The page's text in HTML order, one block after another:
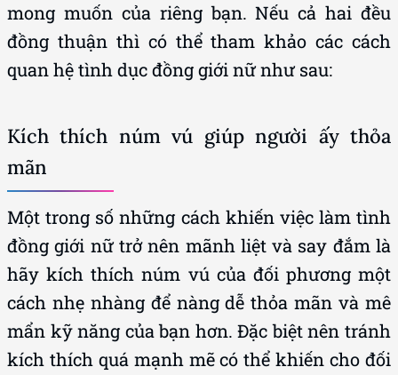
mong muốn của riêng bạn. Nếu cả hai đều
đồng thuận thì có thể tham khảo các cách
quan hệ tình dục đồng giới nữ như sau:
Kích thích núm vú giúp người ấy thỏa
mãn
Một trong số những cách khiến việc làm tình
đồng giới nữ trở nên mãnh liệt và say đắm là
hãy kích thích núm vú của đối phương một
cách nhẹ nhàng để nàng dễ thỏa mãn và mê
mẩn kỹ năng của bạn hơn. Đặc biệt nên tránh
kích thích quá mạnh mẽ có thể khiến cho đối